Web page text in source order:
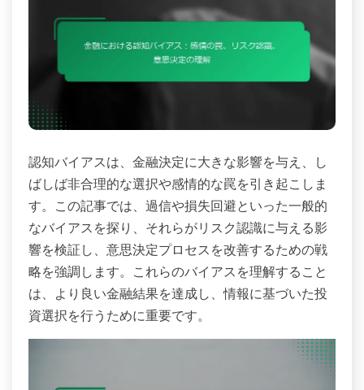
認知バイアスは、金融決定に大きな影響を与え、し
ばしば非合理的な選択や感情的な罠を引き起こしま
す。この記事では、過信や損失回避といった一般的
なバイアスを探り、それらがリスク認識に与える影
響を検証し、意思決定プロセスを改善するための戦
略を強調します。これらのバイアスを理解すること
は、より良い金融結果を達成し、情報に基づいた投
資選択を行うために重要です。